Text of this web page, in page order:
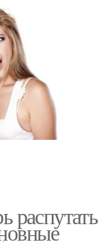
распутать